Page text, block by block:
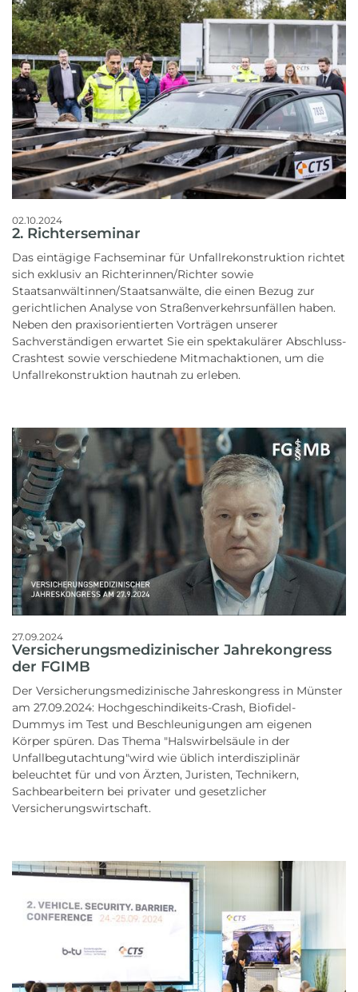
02.10.2024
2. Richterseminar
Das eintägige Fachseminar für Unfallrekonstruktion richtet
sich exklusiv an Richterinnen/Richter sowie
Staatsanwältinnen/Staatsanwälte, die einen Bezug zur
gerichtlichen Analyse von Straßenverkehrsunfällen haben.
Neben den praxisorientierten Vorträgen unserer
Sachverständigen erwartet Sie ein spektakulärer Abschluss-
Crashtest sowie verschiedene Mitmachaktionen, um die
Unfallrekonstruktion hautnah zu erleben.
27.09.2024
Versicherungsmedizinischer Jahrekongress
der FGIMB
Der Versicherungsmedizinische Jahreskongress in Münster
am 27.09.2024: Hochgeschindikeits-Crash, Biofidel-
Dummys im Test und Beschleunigungen am eigenen
Körper spüren. Das Thema "Halswirbelsäule in der
Unfallbegutachtung"wird wie üblich interdisziplinär
beleuchtet für und von Ärzten, Juristen, Technikern,
Sachbearbeitern bei privater und gesetzlicher
Versicherungswirtschaft.